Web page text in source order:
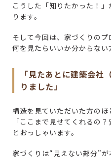
こうした「知りたかった！
ります。
そして今回は、家づくりのプ
何を見たらいいか分からない
「見たあとに建築会社
りました」
構造を見ていただいた方のほ
「ここまで見せてくれるの？
とおっしゃいます。
家づくりは“見えない部分”が